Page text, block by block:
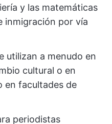
y las matemáticas
inmigración por vía
utilizan a menudo en
cultural o en
en facultades de
periodistas